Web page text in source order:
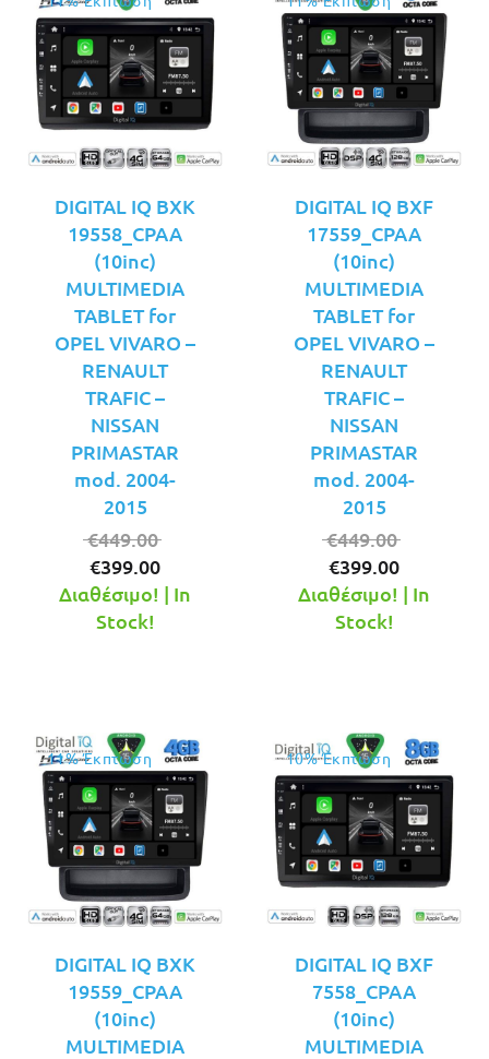
DIGITAL IQ BXK
19558_CPAA
(10inc)
MULTIMEDIA
TABLET for
OPEL VIVARO –
RENAULT
TRAFIC –
NISSAN
PRIMASTAR
mod. 2004-
2015
€449.00
was:
€399.00
τρέχουσα
Διαθέσιμο! | In
Stock!
DIGITAL IQ BXF
17559_CPAA
(10inc)
MULTIMEDIA
TABLET for
OPEL VIVARO –
RENAULT
TRAFIC –
NISSAN
PRIMASTAR
mod. 2004-
2015
€449.00
was:
€399.00
τρέχουσα
Διαθέσιμο! | In
Stock!
11% Έκπτωση
DIGITAL IQ BXK
19559_CPAA
(10inc)
MULTIMEDIA
10% Έκπτωση
DIGITAL IQ BXF
7558_CPAA
(10inc)
MULTIMEDIA